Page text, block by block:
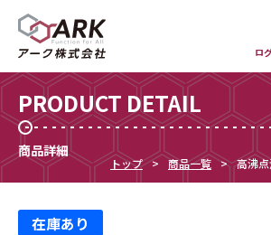
ロ
PRODUCT DETAIL
商品詳細
トップ 商品一覧 高沸
在庫あり